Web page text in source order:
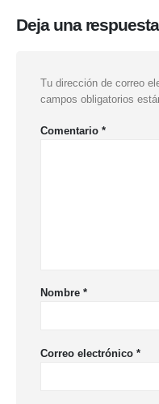
Deja una respuesta
Tu dirección de correo
campos obligatorios
Comentario *
Nombre *
Correo electrónico *